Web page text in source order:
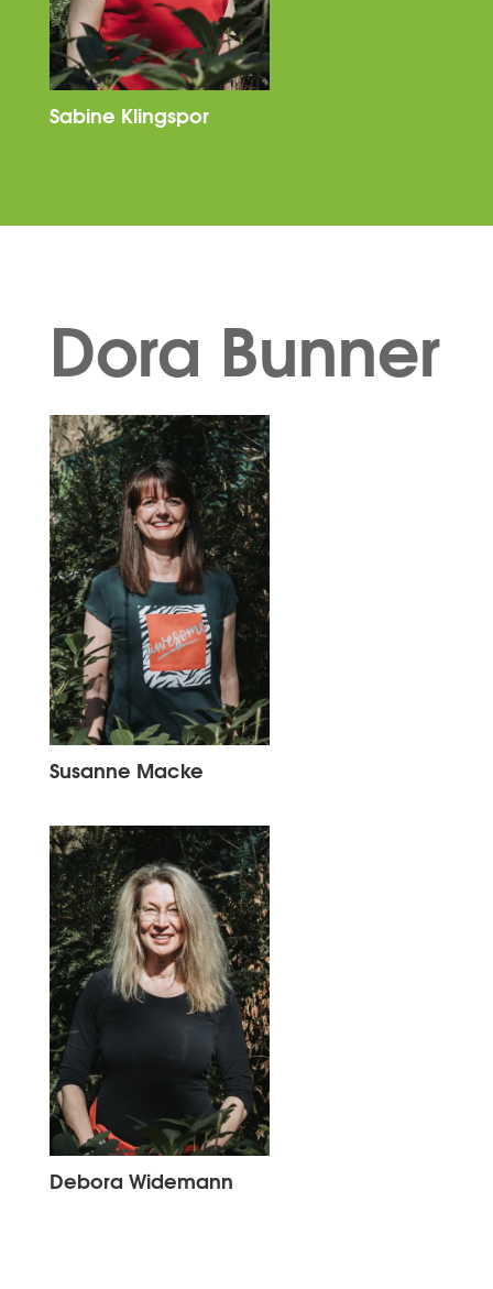
Sabine Klingspor
Dora Bunner
Susanne Macke
Debora Widemann